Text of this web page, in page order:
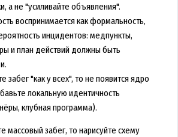
а не "усиливайте объявления".
воспринимается как формальность,
инцидентов: медпункты,
и план действий должны быть
забег "как у всех", то не появится ядро
локальную идентичность
клубная программа).
массовый забег, то нарисуйте схему